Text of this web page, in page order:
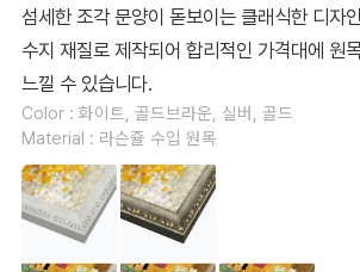
섬세한 조각 문양이 돋보이는 클래식한 디자
수지 재질로 제작되어 합리적인 가격대에 원
느낄 수 있습니다.
Color : 화이트, 골드브라운, 실버, 골드
Material : 라슨쥴 수입 원목